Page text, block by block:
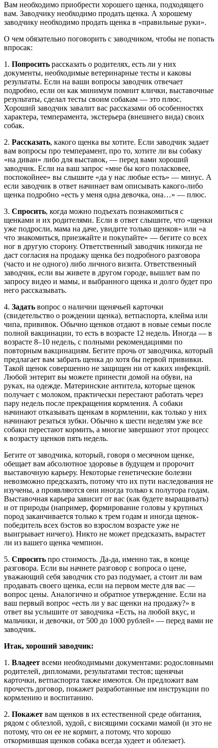
Вам необходимо приобрести хорошего щенка, подходящего
вам. Заводчику необходимо продать щенка. А хорошему
заводчику необходимо продать щенка в «правильные руки».
О чем обязательно поговорить с заводчиком, чтобы не попасть
впросак:
1. Попросить рассказать о родителях, есть ли у них
документы, необходимые ветеринарные тесты и каковы
результаты. Если на ваши вопросы заводчик отвечает
подробно, если он как минимум помнит клички, выставочные
результаты, сделал тесты своим собакам — это плюс.
Хороший заводчик завалит вас рассказами об особенностях
характера, темперамента, экстерьера (внешнего вида) своих
собак.
2. Рассказать, какого щенка вы хотите. Если заводчик задает
вам вопросы про темперамент, про то, хотите ли вы собаку
«на диван» либо для выставок, — перед вами хороший
заводчик. Если на ваш запрос «мне бы кого поласковее,
поспокойнее» вы слышите «да у нас любые есть» — минус. А
если заводчик в ответ начинает вам описывать какого-либо
щенка подробно «есть у меня одна девочка, она…» — плюс.
3. Спросить, когда можно подъехать познакомиться с
щенками и их родителями. Если в ответ слышите, что «щенки
уже подросли, мама на даче, увидите только щенков» или «а
что знакомиться, приезжайте и покупайте» — бегите со всех
ног в другую сторону. Ответственный заводчик никогда не
даст согласия на продажу щенка без подробного разговора
(часто и не одного) либо личного визита. Ответственный
заводчик, если вы живете в другом городе, вышлет вам по
запросу видео и мамы, и выбранного щенка и долго будет про
него рассказывать.
4. Задать вопрос о наличии щенячьей карточки
(свидетельство о рождении щенка), ветпаспорта, клейма или
чипа, прививок. Обычно щенков отдают в новые семьи после
полной вакцинации, то есть в возрасте 12 недель. Иногда — в
возрасте 8–10 недель, с полными рекомендациями по
повторным вакцинациям. Бегите прочь от заводчика, который
предлагает вам забрать щенка до хотя бы первой прививки.
Такой щенок совершенно не защищен ни от каких инфекций.
Любой энтерит вы можете принести домой на обуви, на
руках, на одежде. Материнские антитела, которые щенок
получает с молоком, практически перестают работать через
пару недель после прекращения кормления. А собаки
начинают отказывать щенкам в кормлении, как только у них
начинают резаться зубки. Обычно к шести неделям уже все
собаки перестают кормить, а многие завершают этот процесс
к возрасту щенков пять недель.
Бегите от заводчика, который, говоря о месячном щенке,
обещает вам абсолютное здоровье в будущем и пророчит
выставочную карьеру. Некоторые генетические болезни
невозможно предсказать, потому что их пути наследования не
изучены, а проявляются они иногда только к полутора годам.
Выставочная карьера зависит от вас (как будете выращивать)
и от природы (например, формирование головы у крупных
пород заканчивается только к трем годам и иногда щенок-
победитель всех бэстов во взрослом возрасте уже не
выигрывает ничего). Никто не может предсказать, вырастет
ли из вашего щенка чемпион.
5. Спросить про стоимость. Да-да, именно так, в конце
разговора. Если вы начнете разговор с вопроса о цене,
уважающий себя заводчик сто раз подумает, а стоит ли вам
продавать своего щенка, если на первом месте для вас —
вопрос цены. Аналогично и обратное утверждение. Если на
ваш первый вопрос «есть ли у вас щенки на продажу?» в
ответ вы услышите от заводчика «Есть, на любой вкус, и
мальчики, и девочки, от 500 до 1000 рублей» — перед вами не
заводчик.
Итак, хороший заводчик:
1. Владеет всеми необходимыми документами: родословными
родителей, дипломами, результатами тестов; щенячьи
карточки, ветпаспорта также имеются. Он предложит вам
прочесть договор, покажет разработанные им инструкции по
кормлению и воспитанию.
2. Покажет вам щенков в их естественной среде обитания,
рядом с облезлой, худой, с висящими сосками мамой (и это не
потому, что он ее не кормит, а потому, что хорошо
откормившая щенков собака всегда худеет и облезает).